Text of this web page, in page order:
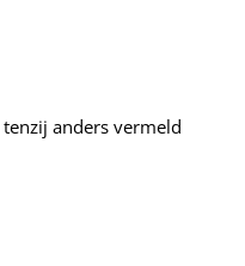
anders vermeld